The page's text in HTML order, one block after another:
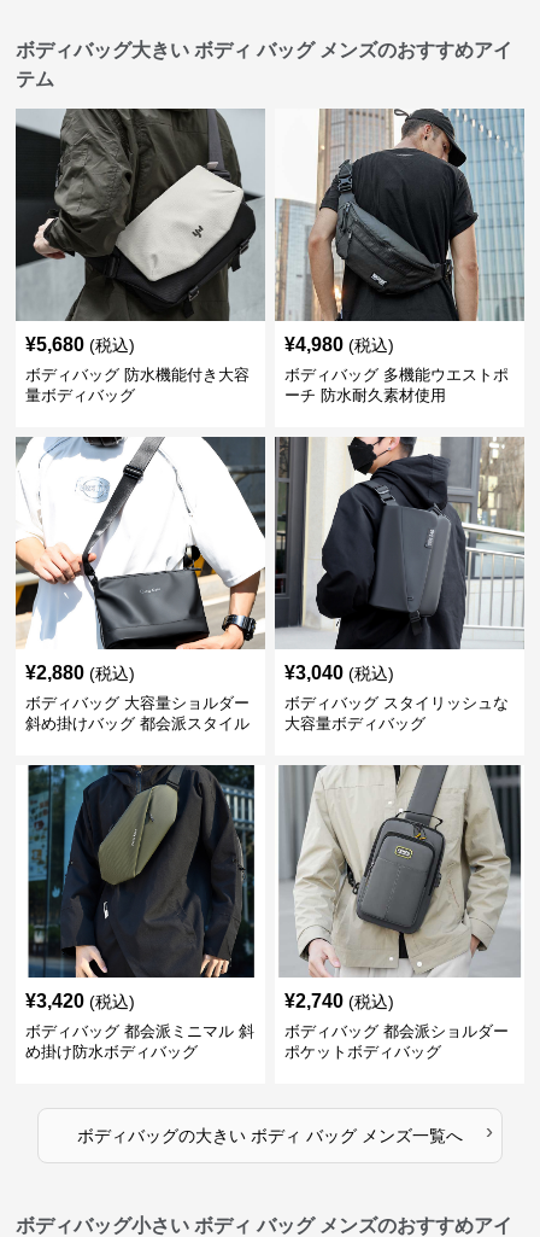
ボディバッグ大きい ボディ バッグ メンズのおすすめアイ
テム
¥5,680 (税込)
ボディバッグ 防水機能付き大容
量ボディバッグ
¥4,980 (税込)
ボディバッグ 多機能ウエストポ
ーチ 防水耐久素材使用
¥2,880 (税込)
ボディバッグ 大容量ショルダー
斜め掛けバッグ 都会派スタイル
¥3,040 (税込)
ボディバッグ スタイリッシュな
大容量ボディバッグ
¥3,420 (税込)
ボディバッグ 都会派ミニマル 斜
め掛け防水ボディバッグ
¥2,740 (税込)
ボディバッグ 都会派ショルダー
ポケットボディバッグ
ボディバッグの大きい ボディ バッグ メンズ一覧へ ›
ボディバッグ小さい ボディ バッグ メンズのおすすめアイ